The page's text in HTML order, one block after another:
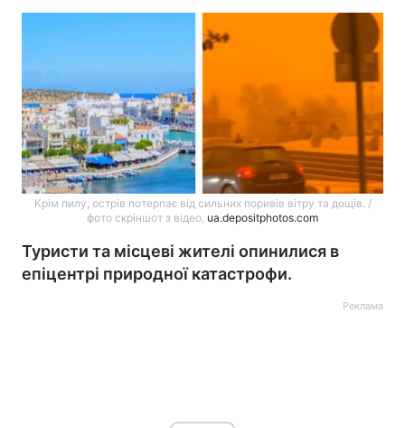
Крім пилу, острів потерпає від сильних поривів вітру та дощів. /
фото скріншот з відео, ua.depositphotos.com
Туристи та місцеві жителі опинилися в
епіцентрі природної катастрофи.
Реклама